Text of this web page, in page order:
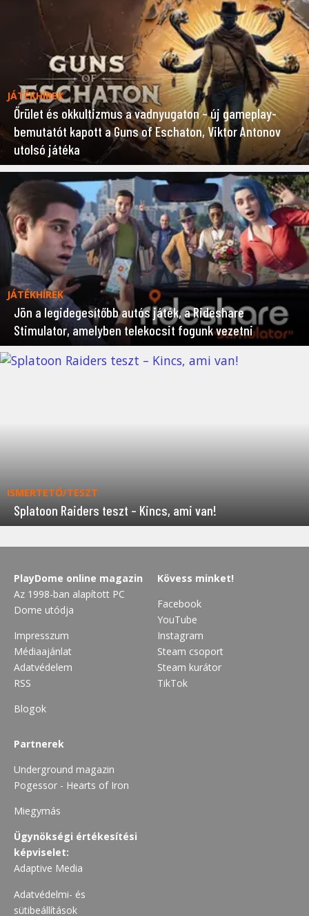
JÁTÉKHÍREK
Őrület és okkultizmus a vadnyugaton – új gameplay-
bemutatót kapott a Guns of Eschaton, Viktor Antonov
utolsó játéka
JÁTÉKHÍREK
Jön a legidegesítőbb autós játék, a Rideshare
Stimulator, amelyben telekocsit fogunk vezetni
ISMERTETŐ/TESZT
Splatoon Raiders teszt – Kincs, ami van!
PlayDome online magazin
Az 1998-ban alapított PC
Dome utódja
Impresszum
Médiaajánlat
Adatvédelem
RSS
Blogok
Kövess minket!
Facebook
YouTube
Instagram
Steam csoport
Steam kurátor
TikTok
Partnerek
Underground magazin
Pogessor - Hearts of Iron
Miegymás
Ügynökségi értékesítési
képviselet:
Adaptive Media
Adatvédelmi- és
sütibeállítások